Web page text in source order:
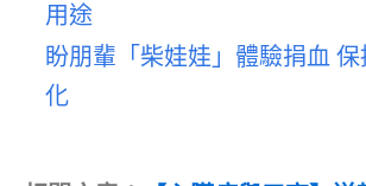
用途
盼朋輩「柴娃娃」體驗捐血
化